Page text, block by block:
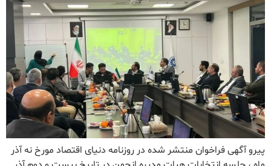
پیرو آگهی فراخوان منتشر شده در روزنامه دنیای اقتصاد مورخ نه آذر